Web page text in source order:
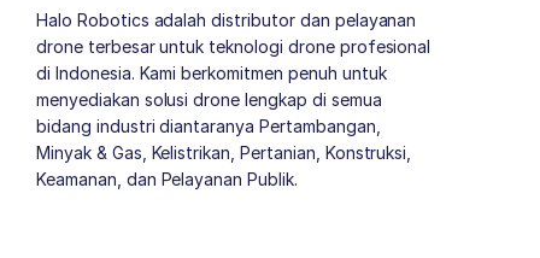
Halo Robotics adalah distributor dan pelayanan
drone terbesar untuk teknologi drone profesional
di Indonesia. Kami berkomitmen penuh untuk
menyediakan solusi drone lengkap di semua
bidang industri diantaranya Pertambangan,
Minyak & Gas, Kelistrikan, Pertanian, Konstruksi,
Keamanan, dan Pelayanan Publik.